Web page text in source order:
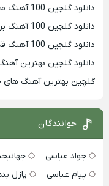
دانلود گلچین 100 آهنگ معروف دهه 80
دانلود گلچین 100 آهنگ برتر دهه 70
دانلود گلچین 100 آهنگ قدیمی دهه 60 و 50
دانلود گلچین بهترین آهنگ
گلچین بهترین آهنگ های جواد
خوانندگان
جواد عباسی
پیام عباسی
پازل